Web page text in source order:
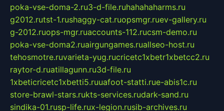
poka-vse-doma-2.ru3-d-file.ruhahahaharms.ru
g2012.rutst-1.rushaggy-cat.ruopsmgr.ruev-gallery.ru
g-2012.ruops-mgr.ruaccounts-112.rucsm-demo.ru
poka-vse-doma2.ruairgungames.ruallseo-host.ru
tehosmotre.ruvarieta-yug.rucricetc1xbetr1xbetcc2.ru
raytor-d.ruatillagunn.ru3d-file.ru
1xbeticricetc1xbetti5.ruuafoot-statti.rue-abis1c.ru
store-brawl-stars.rukts-services.rudark-sand.ru
sindika-01.rusp-life.rux-legion.rusib-archives.ru